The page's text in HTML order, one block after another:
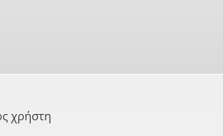
χρήστη